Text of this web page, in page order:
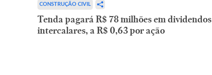
CONSTRUÇÃO CIVIL
Tenda pagará R$ 78 milhões em dividendos
intercalares, a R$ 0,63 por ação